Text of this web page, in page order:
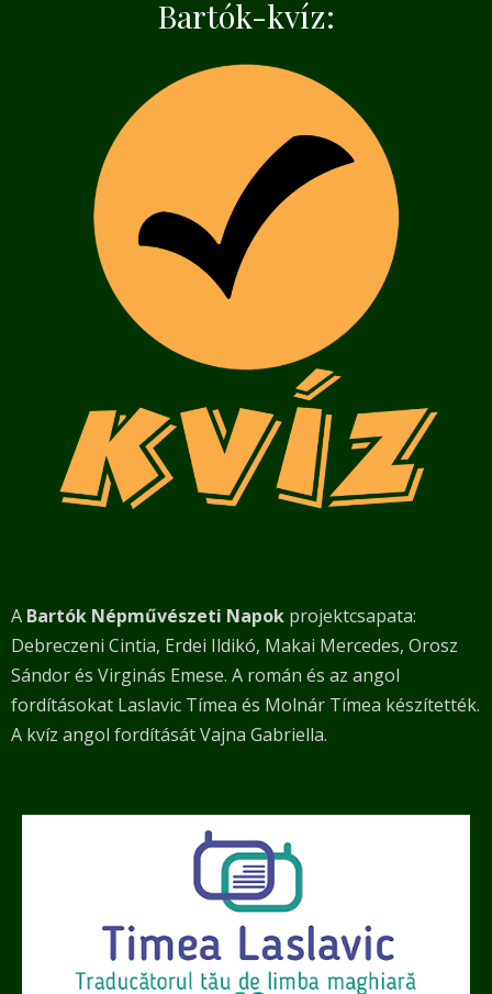
Bartók-kvíz:
A Bartók Népművészeti Napok projektcsapata:
Debreczeni Cintia, Erdei Ildikó, Makai Mercedes, Orosz
Sándor és Virginás Emese. A román és az angol
fordításokat Laslavic Tímea és Molnár Tímea készítették.
A kvíz angol fordítását Vajna Gabriella.